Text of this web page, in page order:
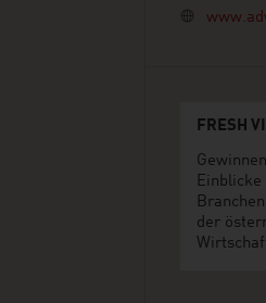
FRESH
Einblicke
der